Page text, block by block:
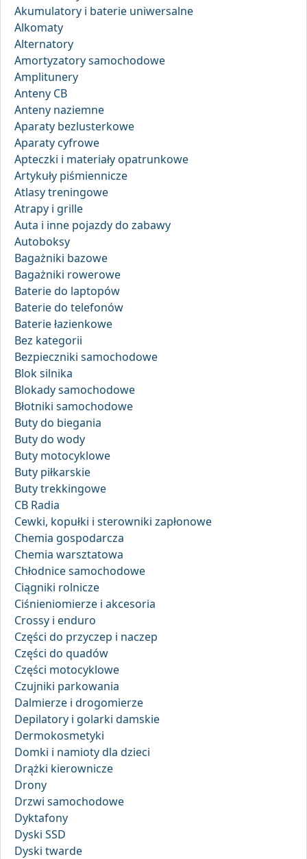
Akumulatory i baterie uniwersalne
Alkomaty
Alternatory
Amortyzatory samochodowe
Amplitunery
Anteny CB
Anteny naziemne
Aparaty bezlusterkowe
Aparaty cyfrowe
Apteczki i materiały opatrunkowe
Artykuły piśmiennicze
Atlasy treningowe
Atrapy i grille
Auta i inne pojazdy do zabawy
Autoboksy
Bagażniki bazowe
Bagażniki rowerowe
Baterie do laptopów
Baterie do telefonów
Baterie łazienkowe
Bez kategorii
Bezpieczniki samochodowe
Blok silnika
Blokady samochodowe
Błotniki samochodowe
Buty do biegania
Buty do wody
Buty motocyklowe
Buty piłkarskie
Buty trekkingowe
CB Radia
Cewki, kopułki i sterowniki zapłonowe
Chemia gospodarcza
Chemia warsztatowa
Chłodnice samochodowe
Ciągniki rolnicze
Ciśnieniomierze i akcesoria
Crossy i enduro
Części do przyczep i naczep
Części do quadów
Części motocyklowe
Czujniki parkowania
Dalmierze i drogomierze
Depilatory i golarki damskie
Dermokosmetyki
Domki i namioty dla dzieci
Drążki kierownicze
Drony
Drzwi samochodowe
Dyktafony
Dyski SSD
Dyski twarde